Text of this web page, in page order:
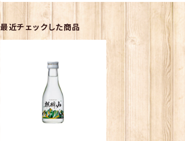
最近チェックした商品